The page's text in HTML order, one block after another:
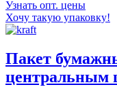
Узнать опт. цены
Хочу такую упаковку!
Пакет
центральным